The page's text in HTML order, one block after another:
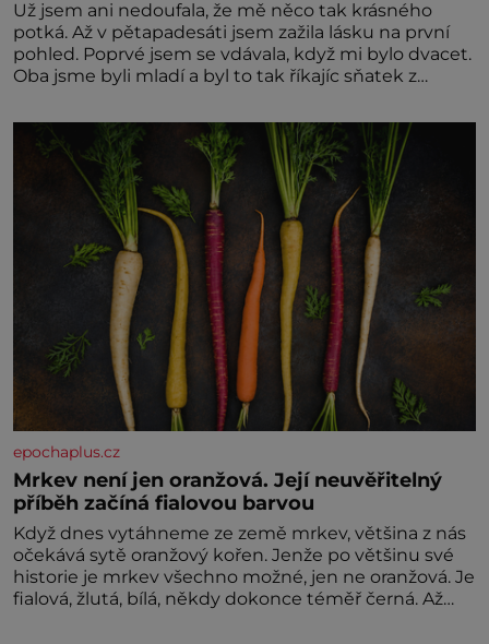
Už jsem ani nedoufala, že mě něco tak krásného
potká. Až v pětapadesáti jsem zažila lásku na první
pohled. Poprvé jsem se vdávala, když mi bylo dvacet.
Oba jsme byli mladí a byl to tak říkajíc sňatek z
zaopatřený mladý muž. Manželství nám oběma moc
nesvědčilo, brzy jsme zjistili, že
epochaplus.cz
Mrkev není jen oranžová. Její neuvěřitelný
příběh začíná fialovou barvou
Když dnes vytáhneme ze země mrkev, většina z nás
očekává sytě oranžový kořen. Jenže po většinu své
historie je mrkev všechno možné, jen ne oranžová. Je
fialová, žlutá, bílá, někdy dokonce téměř černá. Až